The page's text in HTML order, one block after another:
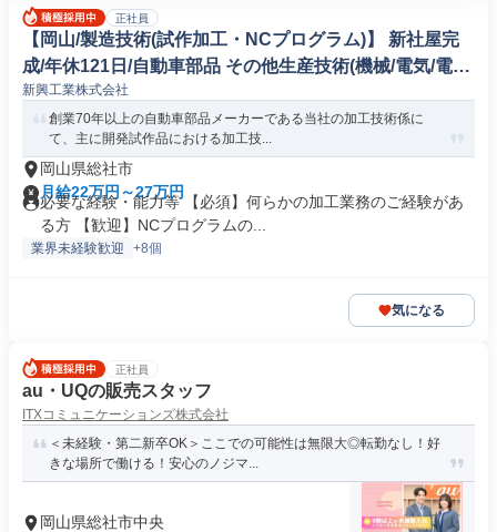
正社員
【岡山/製造技術(試作加工・NCプログラム)】 新社屋完
成/年休121日/自動車部品 その他生産技術(機械/電気/電子
製品専門職)
新興工業株式会社
創業70年以上の自動車部品メーカーである当社の加工技術係に
て、主に開発試作品における加工技...
岡山県総社市
月給22万円～27万円
必要な経験・能力等 【必須】何らかの加工業務のご経験があ
る方 【歓迎】NCプログラムの...
業界未経験歓迎 +8個
気になる
正社員
au・UQの販売スタッフ
ITXコミュニケーションズ株式会社
＜未経験・第二新卒OK＞ここでの可能性は無限大◎転勤なし！好
きな場所で働ける！安心のノジマ...
岡山県総社市中央